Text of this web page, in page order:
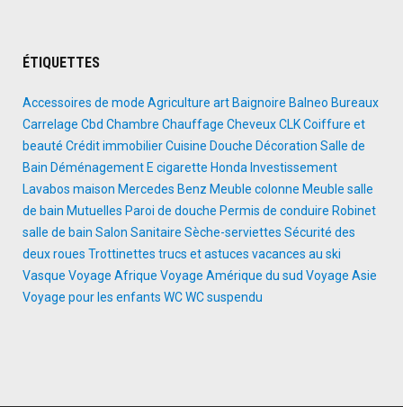
ÉTIQUETTES
Accessoires de mode Agriculture art Baignoire Balneo Bureaux
Carrelage Cbd Chambre Chauffage CheveuxCLKCoiffure et
beauté Crédit immobilierCuisine Douche Décoration Salle de
Bain Déménagement E cigarette Honda Investissement
Lavabos maison Mercedes Benz Meuble colonne Meuble salle
de bain Mutuelles Paroi de douche Permis de conduire Robinet
salle de bain Salon Sanitaire Sèche-serviettes Sécurité des
deux roues Trottinettes trucs et astuces vacances au ski
Vasque Voyage Afrique Voyage Amérique du sud Voyage Asie
Voyage pour les enfants WCWC suspendu